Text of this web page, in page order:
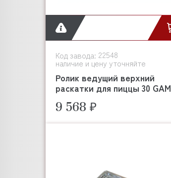
Код завода: 22548
наличие и цену уточняйте
Ролик ведущий верхний
раскатки для пиццы 30 GAM
9 568 ₽